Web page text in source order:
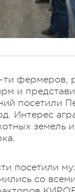
ти фермеров,
и
посетили
Интерес
земель
посетили
со